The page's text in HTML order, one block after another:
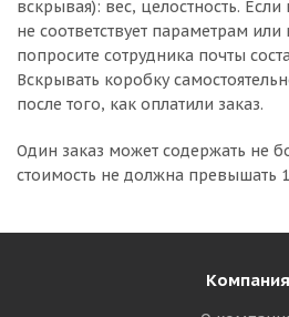
вскрывая): вес, целостность. Если
не соответствует параметрам
попросите сотрудника почты
Вскрывать коробку
после того, как оплатили заказ.
Один заказ может содержать не
стоимость не должна превышать
Компания